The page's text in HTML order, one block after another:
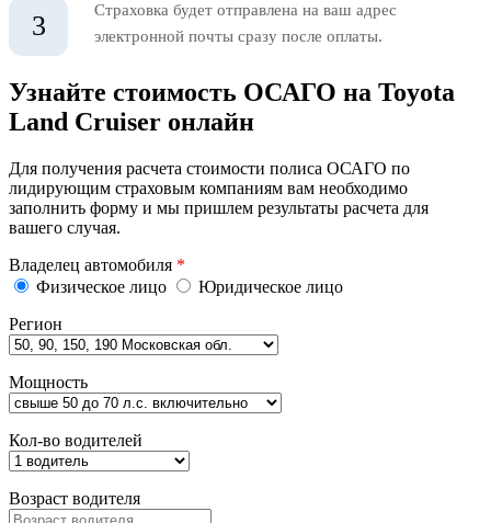
3
Страховка будет отправлена на ваш адрес
электронной почты сразу после оплаты.
Узнайте стоимость ОСАГО на Toyota
Land Cruiser онлайн
Для получения расчета стоимости полиса ОСАГО по
лидирующим страховым компаниям вам необходимо
заполнить форму и мы пришлем результаты расчета для
вашего случая.
Владелец автомобиля *
Физическое лицо
Юридическое лицо
Регион
Мощность
Кол-во водителей
Возраст водителя